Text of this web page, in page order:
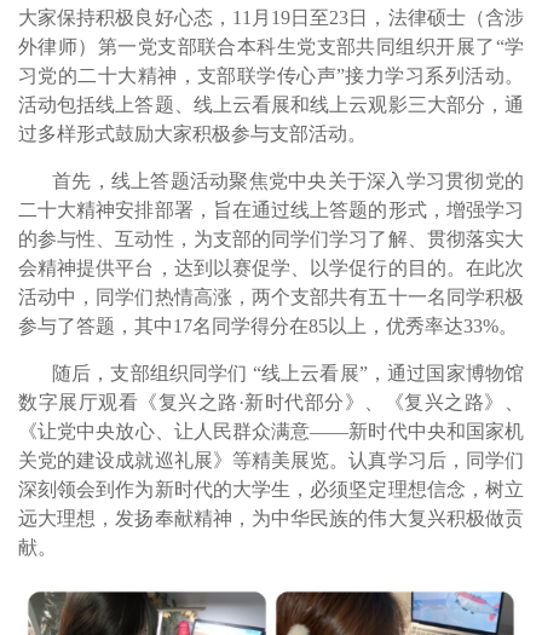
大家保持积极良好心态，11月19日至23日，法律硕士（含涉
外律师）第一党支部联合本科生党支部共同组织开展了“学
习党的二十大精神，支部联学传心声”接力学习系列活动。
活动包括线上答题、线上云看展和线上云观影三大部分，通
过多样形式鼓励大家积极参与支部活动。
首先，线上答题活动聚焦党中央关于深入学习贯彻党的
二十大精神安排部署，旨在通过线上答题的形式，增强学习
的参与性、互动性，为支部的同学们学习了解、贯彻落实大
会精神提供平台，达到以赛促学、以学促行的目的。在此次
活动中，同学们热情高涨，两个支部共有五十一名同学积极
参与了答题，其中17名同学得分在85以上，优秀率达33%。
随后，支部组织同学们 “线上云看展”，通过国家博物馆
数字展厅观看《复兴之路 ·新时代部分》、《复兴之路》、
《让党中央放心、让人民群众满意——新时代中央和国家机
关党的建设成就巡礼展》等精美展览。认真学习后，同学们
深刻领会到作为新时代的大学生，必须坚定理想信念，树立
远大理想，发扬奉献精神，为中华民族的伟大复兴积极做贡
献。